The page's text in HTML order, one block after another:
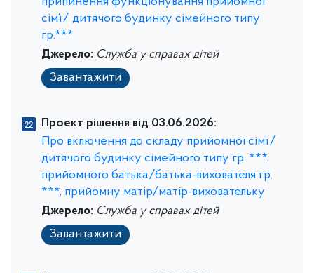
сім’ї/ дитячого будинку сімейного типу
гр.***
Джерело: Служба у справах дітей
Завантажити
Проект рішення від 03.06.2026:
Про включення до складу прийомної сім’ї/
дитячого будинку сімейного типу гр. ***,
прийомного батька/батька-вихователя гр.
***, прийомну матір/матір-виховательку
Джерело: Служба у справах дітей
Завантажити